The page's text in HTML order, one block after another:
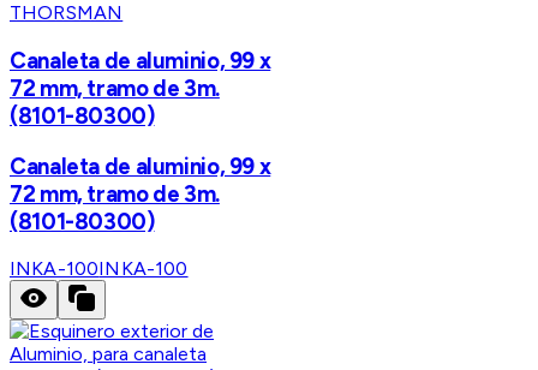
THORSMAN
Canaleta de aluminio, 99 x
72 mm, tramo de 3m.
(8101-80300)
Canaleta de aluminio, 99 x
72 mm, tramo de 3m.
(8101-80300)
INKA-100INKA-100